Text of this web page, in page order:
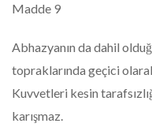
Madde 9
Abhazyanın da dahil
topraklarında geçici
Kuvvetleri kesin
karışmaz.